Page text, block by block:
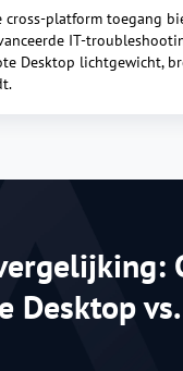
cross-platform toegang
IT-
Desktop lichtgewicht,
Desktop